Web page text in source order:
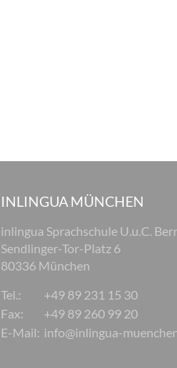
INLINGUA MÜNCHEN
inlingua Sprachschule U.u.C.
Sendlinger-Tor-Platz 6
80336 München
Tel.:
+49 89 231 15 30
Fax:
+49 89 260 99 20
E-Mail: info@inlingua-